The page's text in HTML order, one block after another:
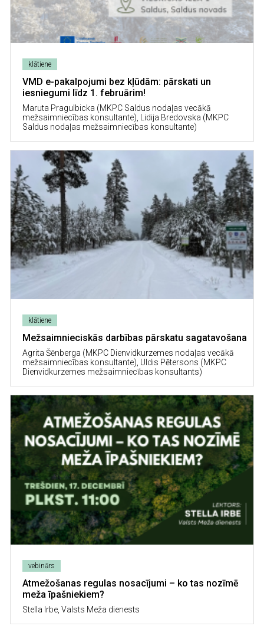
klātiene
VMD e-pakalpojumi bez kļūdām: pārskati un
iesniegumi līdz 1. februārim!
Maruta Pragulbicka (MKPC Saldus nodaļas vecākā
mežsaimniecības konsultante), Lidija Bredovska (MKPC
Saldus nodaļas mežsaimniecības konsultante)
klātiene
Mežsaimnieciskās darbības pārskatu sagatavošana
Agrita Šēnberga (MKPC Dienvidkurzemes nodaļas vecākā
mežsaimniecības konsultante), Uldis Pētersons (MKPC
Dienvidkurzemes mežsaimniecības konsultants)
Image
vebinārs
Atmežošanas regulas nosacījumi – ko tas nozīmē
meža īpašniekiem?
Stella Irbe, Valsts Meža dienests